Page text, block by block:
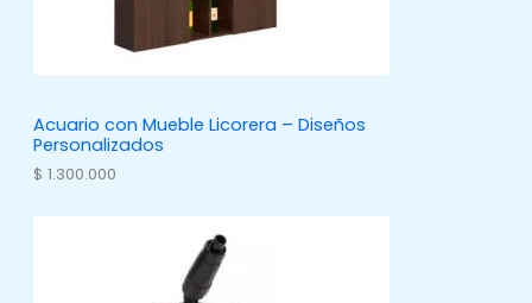
Acuario con Mueble Licorera – Diseños
Personalizados
$ 1.300.000